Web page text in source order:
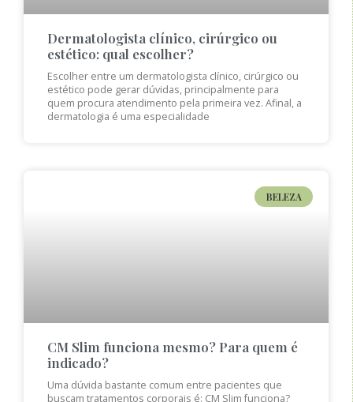
Dermatologista clínico, cirúrgico ou
estético: qual escolher?
Escolher entre um dermatologista clínico, cirúrgico ou
estético pode gerar dúvidas, principalmente para
quem procura atendimento pela primeira vez. Afinal, a
dermatologia é uma especialidade
BELEZA
CM Slim funciona mesmo? Para quem é
indicado?
Uma dúvida bastante comum entre pacientes que
buscam tratamentos corporais é: CM Slim funciona?